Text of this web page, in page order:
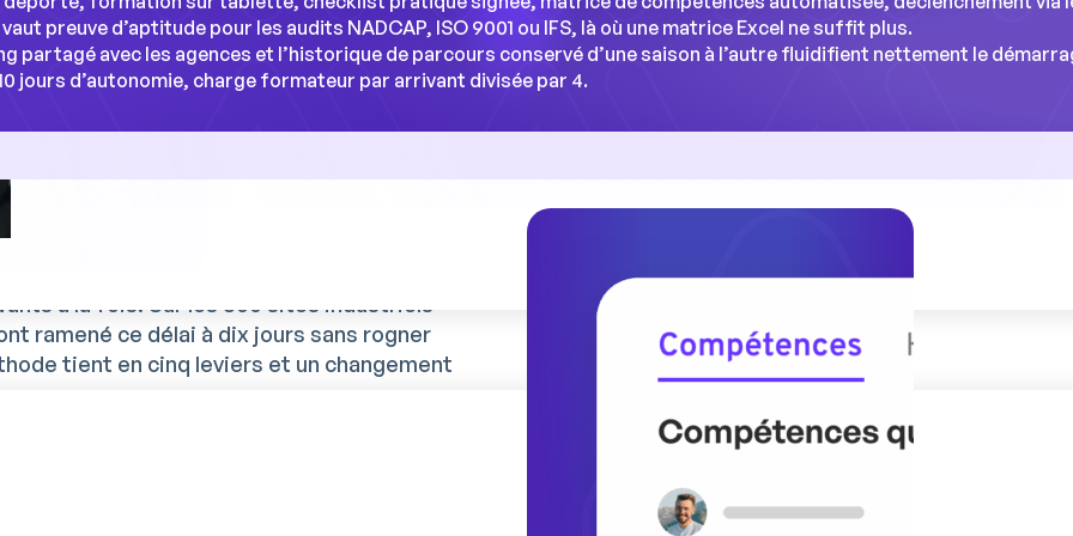
preuve d’aptitude pour les audits NADCAP, ISO 9001 ou IFS, là où une matrice Excel ne suffit plus.
partagé avec les agences et l’historique de parcours conservé d’une saison à l’autre fluidifient nettement le
jours d’autonomie, charge formateur par arrivant divisée par 4.
agroalimentaire prend en moyenne
à la fois. Sur les 300 sites industriels
ramené ce délai à dix jours sans rogner
tient en cinq leviers et un changement
?